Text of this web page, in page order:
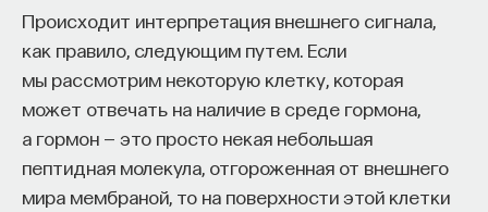
Происходит интерпретация внешнего сигнала,
как правило, следующим путем. Если
мы рассмотрим некоторую клетку, которая
может отвечать на наличие в среде гормона,
а гормон — это просто некая небольшая
пептидная молекула, отгороженная от внешнего
мира мембраной, то на поверхности этой клетки
Внеси свой вклад в дело
просвещения!
ПОДДЕРЖАТЬ ПОСТНАУКУ
новизны — во всяком случае, окружающие
их порой воспринимают как лентяев.
Если мы смотрим, куда конкретно приходят
аксоны черной субстанции в больших полушариях,
то это зона, называемая базальные ганглии. Это